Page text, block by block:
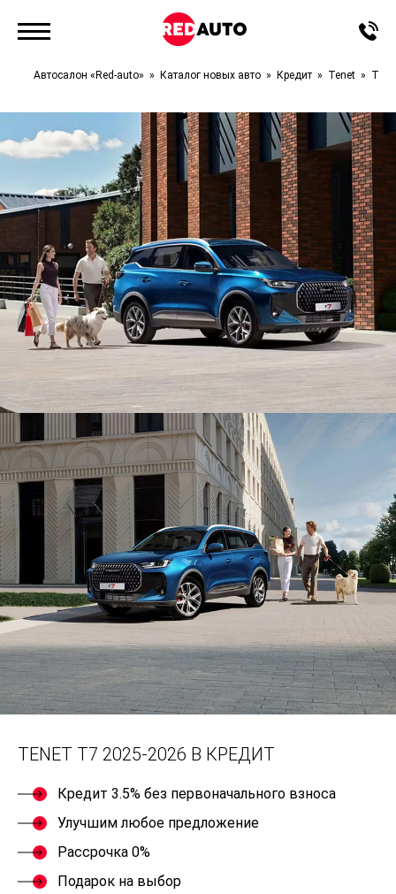
Автосалон «Red-auto» Каталог новых авто Кредит Tenet T7
TENET T7 2025-2026 В КРЕДИТ
Кредит 3.5% без первоначального взноса
Улучшим любое предложение
Рассрочка 0%
Подарок на выбор